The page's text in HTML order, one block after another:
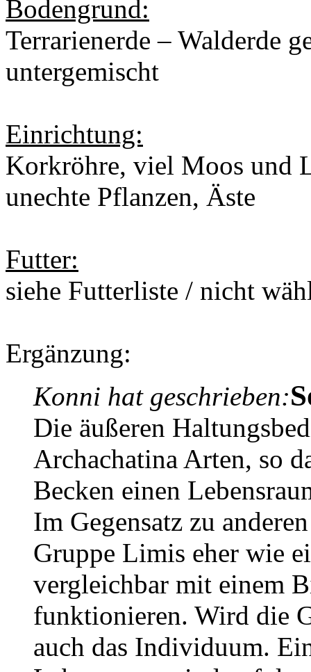
Bodengrund:
Terrarienerde – Walderde
untergemischt
Einrichtung:
Korkröhre, viel Moos und
unechte Pflanzen, Äste
Futter:
siehe Futterliste / nicht
Ergänzung:
Konni hat geschrieben:
Die äußeren
Archachatina Arten, so
Becken einen
Im Gegensatz zu
Gruppe Limis eher wie
vergleichbar mit einem
funktionieren. Wird die
auch das Individuum.